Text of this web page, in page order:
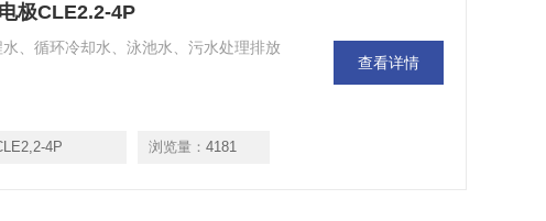
极CLE2.2-4P
、循环冷却水、泳池水、污水处理排放
4P 浏览量： 4181
查看详情